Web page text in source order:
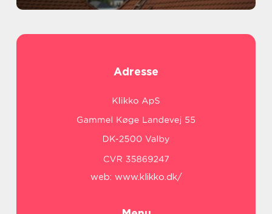
Adresse
web: www.klikko.dk/